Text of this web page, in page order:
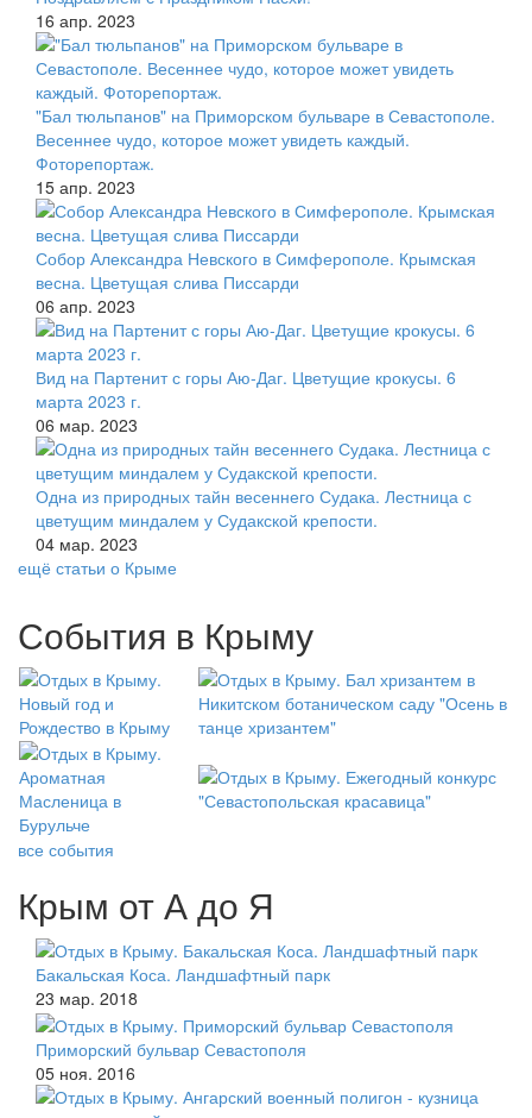
16 апр. 2023
"Бал тюльпанов" на Приморском бульваре в Севастополе.
Весеннее чудо, которое может увидеть каждый.
Фоторепортаж.
15 апр. 2023
Собор Александра Невского в Симферополе. Крымская
весна. Цветущая слива Писсарди
06 апр. 2023
Вид на Партенит с горы Аю-Даг. Цветущие крокусы. 6
марта 2023 г.
06 мар. 2023
Одна из природных тайн весеннего Судака. Лестница с
цветущим миндалем у Судакской крепости.
04 мар. 2023
ещё статьи о Крыме
События в Крыму
все события
Крым от А до Я
Бакальская Коса. Ландшафтный парк
23 мар. 2018
Приморский бульвар Севастополя
05 ноя. 2016